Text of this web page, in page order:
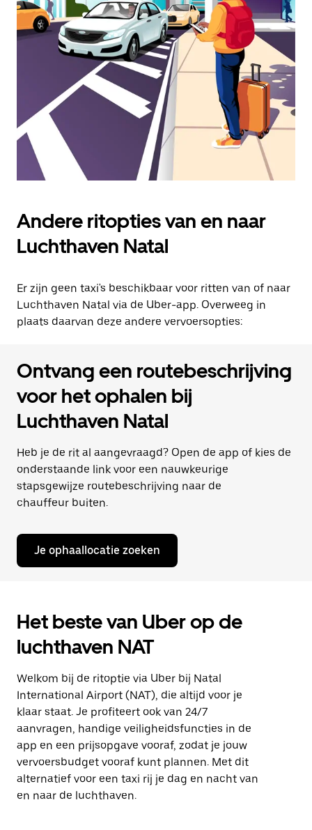
een
datum
te
selecteren.
agenda
te
sluiten.
Andere ritopties van en naar
Luchthaven Natal
Er zijn geen taxi's beschikbaar voor ritten van of naar
Luchthaven Natal via de Uber-app. Overweeg in
plaats daarvan deze andere vervoersopties:
Ontvang een routebeschrijving
voor het ophalen bij
Luchthaven Natal
Heb je de rit al aangevraagd? Open de app of kies de
onderstaande link voor een nauwkeurige
stapsgewijze routebeschrijving naar de
chauffeur buiten.
Je ophaallocatie zoeken
Het beste van Uber op de
luchthaven NAT
Welkom bij de ritoptie via Uber bij Natal
International Airport (NAT), die altijd voor je
klaar staat. Je profiteert ook van 24/7
aanvragen, handige veiligheidsfuncties in de
app en een prijsopgave vooraf, zodat je jouw
vervoersbudget vooraf kunt plannen. Met dit
alternatief voor een taxi rij je dag en nacht van
en naar de luchthaven.